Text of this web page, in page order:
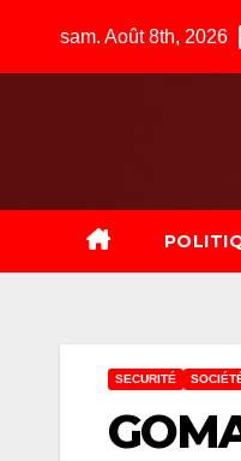
sam. Août 8th, 2026
SECURITÉ